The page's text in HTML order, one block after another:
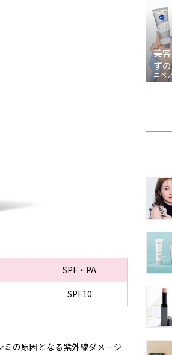
SPF・PA
SPF10
の原因となる紫外線ダメージ
美
ず
ニベ